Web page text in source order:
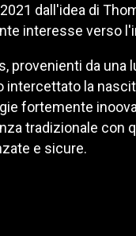
dall'idea di
interesse verso
provenienti da una
intercettato la
fortemente
tradizionale con
e sicure.